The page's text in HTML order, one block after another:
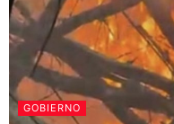
GOBIERNO